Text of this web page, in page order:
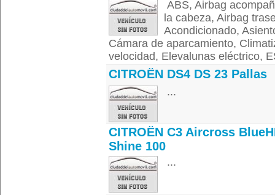
ABS, Airbag
la cabeza, Airbag
Acondicionado,
Cámara de aparcamiento,
velocidad, Elevalunas eléctrico,
CITROËN DS4 DS 23 Pallas
...
CITROËN C3 Aircross
Shine 100
...